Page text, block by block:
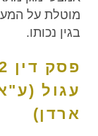
מוטלת על
בגין נכותו.
ארדן)